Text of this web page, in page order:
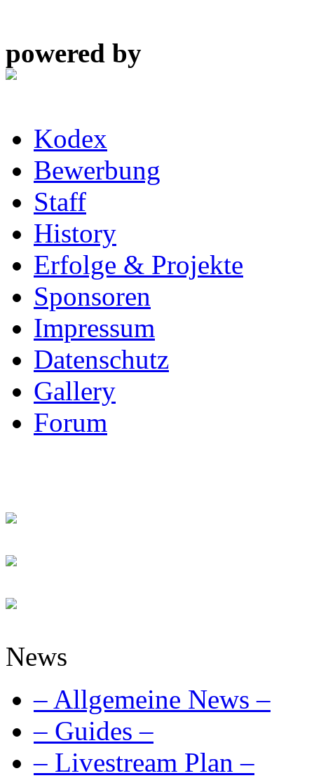
powered by
Kodex
Bewerbung
Staff
History
Erfolge & Projekte
Sponsoren
Impressum
Datenschutz
Gallery
Forum
News
– Allgemeine News –
– Guides –
– Livestream Plan –